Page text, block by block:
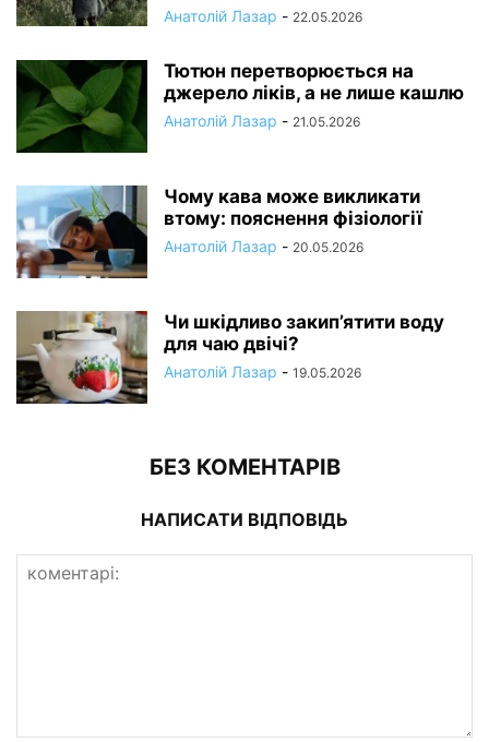
Анатолій Лазар - 22.05.2026
Тютюн перетворюється на
джерело ліків, а не лише кашлю
Анатолій Лазар - 21.05.2026
Чому кава може викликати
втому: пояснення фізіології
Анатолій Лазар - 20.05.2026
Чи шкідливо закип’ятити воду
для чаю двічі?
Анатолій Лазар - 19.05.2026
БЕЗ КОМЕНТАРІВ
НАПИСАТИ ВІДПОВІДЬ